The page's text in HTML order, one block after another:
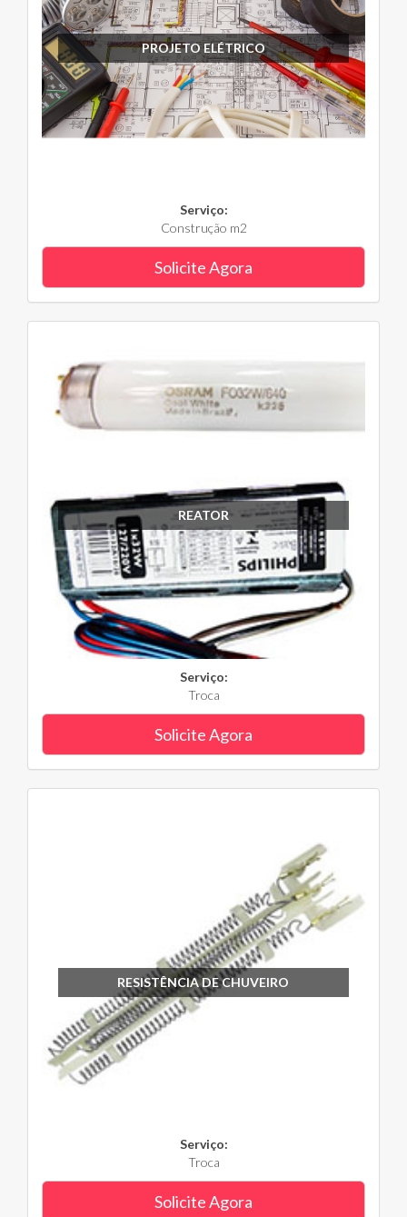
PROJETO ELÉTRICO
Serviço:
Construção m2
Solicite Agora
REATOR
Serviço:
Troca
Solicite Agora
RESISTÊNCIA DE CHUVEIRO
Serviço:
Troca
Solicite Agora